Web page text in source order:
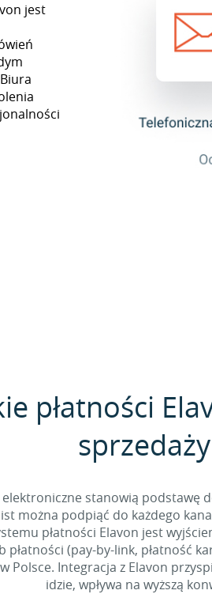
jest
płatności
elektroniczne stanowią podstawę
można podpiąć do każdego
płatności Elavon jest
(pay-by-link, płatność
Polsce. Integracja z Elavon
idzie, wpływa na wyższą